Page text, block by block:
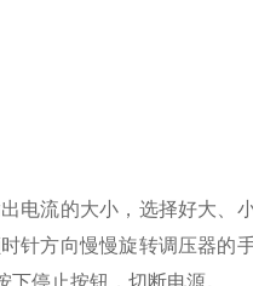
电流的大小，选择好大、
针方向慢慢旋转调压器的
停止按钮，切断电源。